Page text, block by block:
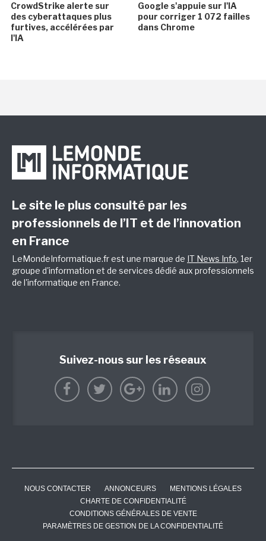
CrowdStrike alerte sur
des cyberattaques plus
furtives, accélérées par
l'IA
Google s'appuie sur l'IA
pour corriger 1 072 failles
dans Chrome
Le site le plus consulté par les
professionnels de l’IT et de l’innovation
en France
LeMondeInformatique.fr est une marque de IT News Info, 1er
groupe d'information et de services dédié aux professionnels
de l'informatique en France.
Suivez-nous sur les réseaux
NOUS CONTACTER ANNONCEURS
MENTIONS LÉGALES
CHARTE DE CONFIDENTIALITÉ
CONDITIONS GÉNÉRALES DE VENTE
PARAMÈTRES DE GESTION DE LA CONFIDENTIALITÉ